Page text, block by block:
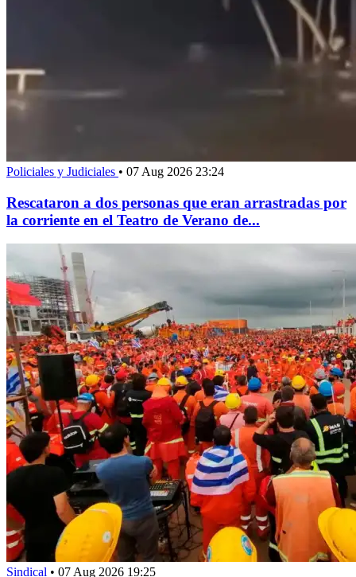
Policiales y Judiciales • 07 Aug 2026 23:24
Rescataron a dos personas que eran arrastradas por
la corriente en el Teatro de Verano de...
Sindical • 07 Aug 2026 19:25